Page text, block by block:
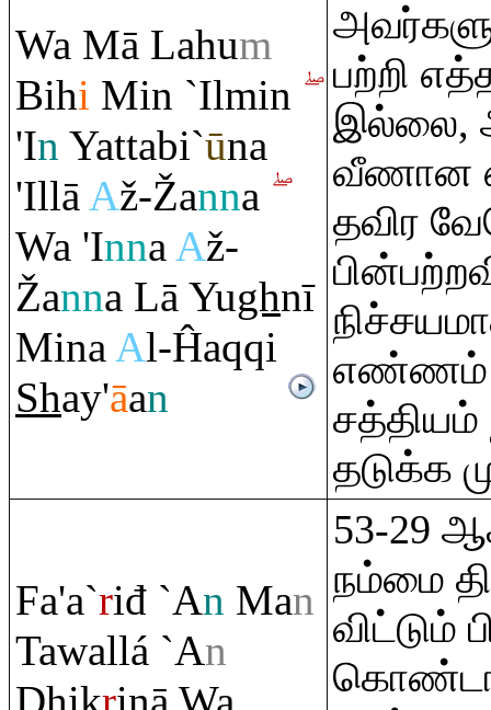
Wa Mā Lahum
Bihi Min `Ilmin
'In Yattabi`ūna
'IllāAž-Žanna
Wa 'InnaAž-
Žanna Lā Yughnī
MinaAl-Ĥaqqi
Shay'āan
பற்றி
இல்லை,
வீணான
தவிர
எண்ணம்
தடுக்க
Fa'a`riđ `An Man
Tawallá `An
53-29
நம்மை
விட்டும்